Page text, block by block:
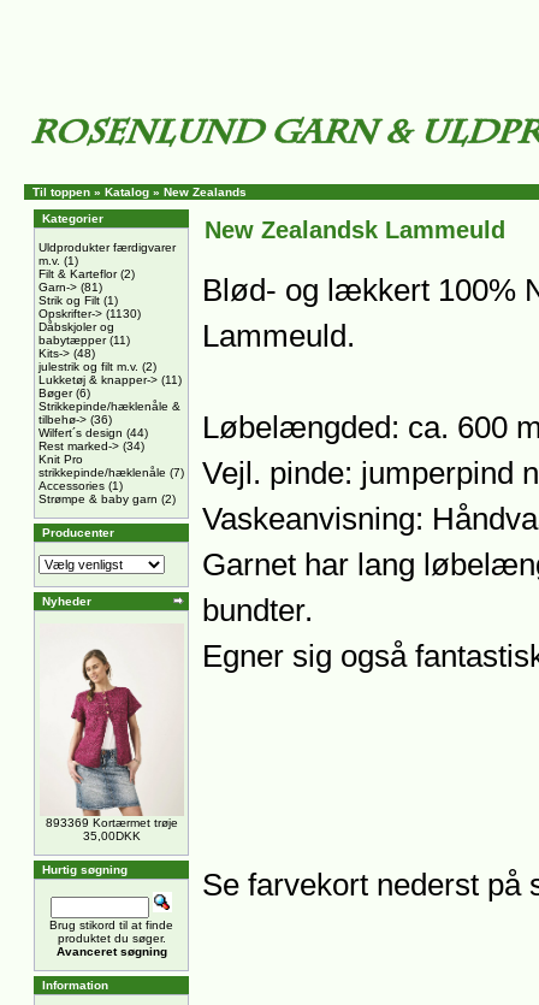
Til toppen » Katalog » New Zealands
Kategorier
Uldprodukter færdigvarer
m.v. (1)
Filt & Karteflor(2)
Garn-> (81)
Strik og Filt (1)
Opskrifter-> (1130)
Dåbskjoler og
babytæpper(11)
Kits-> (48)
julestrik og filt m.v. (2)
Lukketøj & knapper-> (11)
Bøger(6)
Strikkepinde/hæklenåle &
tilbehø-> (36)
Wilfert´s design (44)
Rest marked-> (34)
Knit Pro
strikkepinde/hæklenåle (7)
Accessories (1)
Strømpe & baby garn (2)
Producenter
Nyheder
893369 Kortærmet trøje
35,00DKK
Hurtig søgning
Brug stikord til at finde
produktet du søger.
Avanceret søgning
Information
New Zealandsk Lammeuld
Blød- og lækkert 100%
Lammeuld.
Løbelængded: ca. 600
Vejl. pinde: jumperpind
Vaskeanvisning:
Garnet har lang
bundter.
Egner sig også
Se farvekort nederst på